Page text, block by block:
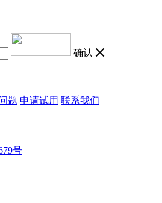
确认
题 申请试用 联系我们
号